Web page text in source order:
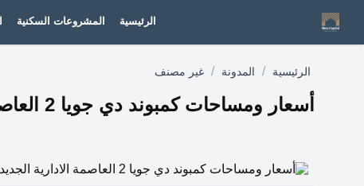
الرئيسية المشروعات السكنية
الرئيسية / المدونة / غير مصنف
أسعار ومساحات كمبوند دي جويا 2 العاصمة الادارية الجديدة